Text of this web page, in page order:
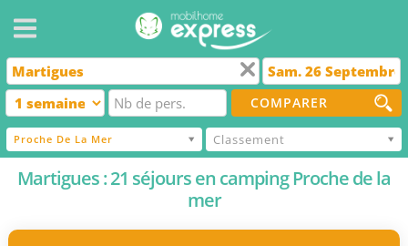
COMPARER
Proche De La Mer Classement
Martigues : 21 séjours en camping Proche de la
mer